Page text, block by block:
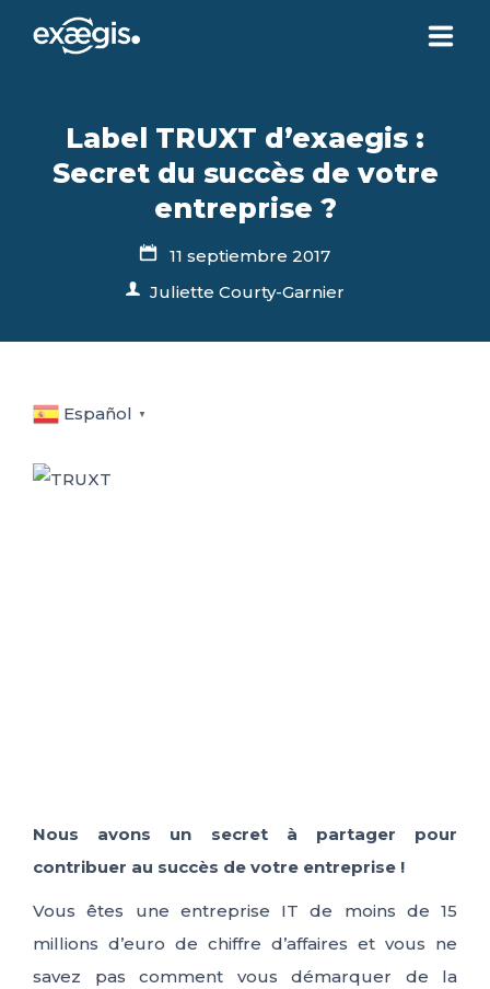
NUESTRAS OFERTAS
Label TRUXT d’exaegis :
Secret du succès de votre
entreprise ?
11 septiembre 2017
Juliette Courty-Garnier
Español ▼
Nous avons un secret à partager pour
contribuer au succès de votre entreprise !
Vous êtes une entreprise IT de moins de 15
millions d’euro de chiffre d’affaires et vous ne
savez pas comment vous démarquer de la